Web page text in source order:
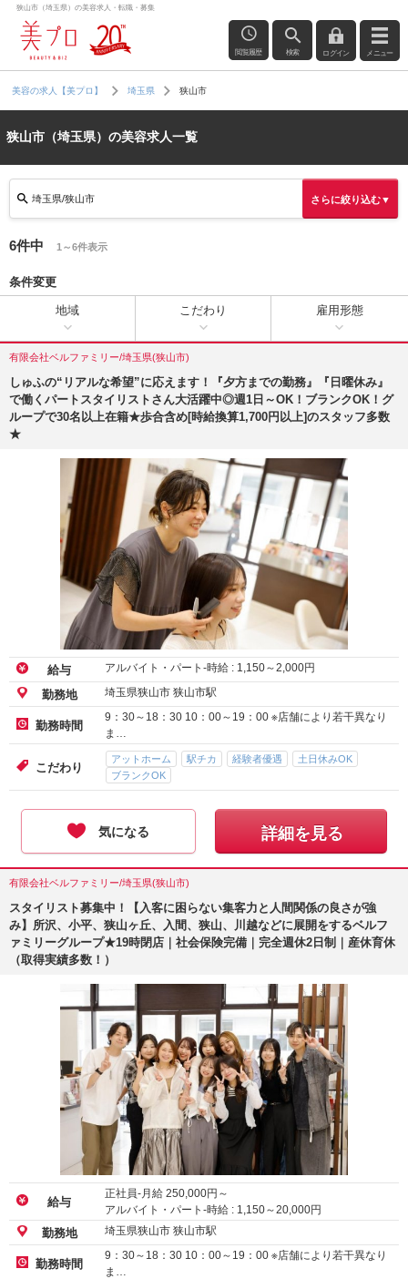
狭山市（埼玉県）の美容求人・転職・募集
閲覧履歴 検索 ログイン メニュー
美容の求人【美プロ】 埼玉県 狭山市
狭山市（埼玉県）の美容求人一覧
埼玉県/狭山市 さらに絞り込む▼
6件中 1～6件表示
条件変更
地域 こだわり 雇用形態
有限会社ベルファミリー/埼玉県(狭山市)
しゅふの“リアルな希望”に応えます！『夕方までの勤務』『日曜休み』
で働くパートスタイリストさん大活躍中◎週1日～OK！ブランクOK！グ
ループで30名以上在籍★歩合含め[時給換算1,700円以上]のスタッフ多数
★
給与 アルバイト・パート-時給 : 1,150～2,000円
勤務地 埼玉県狭山市 狭山市駅
勤務時間
9：30～18：30 10：00～19：00 ※店舗により若干異なり
ま…
こだわり
アットホーム 駅チカ 経験者優遇
土日休みOK
ブランクOK
気になる 詳細を見る
有限会社ベルファミリー/埼玉県(狭山市)
スタイリスト募集中！【入客に困らない集客力と人間関係の良さが強
み】所沢、小平、狭山ヶ丘、入間、狭山、川越などに展開をするベルフ
ァミリーグループ★19時閉店｜社会保険完備｜完全週休2日制｜産休育休
（取得実績多数！）
給与
正社員-月給 250,000円～
アルバイト・パート-時給 : 1,150～20,000円
勤務地 埼玉県狭山市 狭山市駅
勤務時間
9：30～18：30 10：00～19：00 ※店舗により若干異なり
ま…